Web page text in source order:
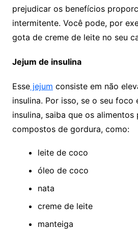
prejudicar os benefícios
intermitente. Você pode, por
gota de creme de leite no seu
Jejum de insulina
Essejejum consiste em não
insulina. Por isso, se o seu foco
insulina, saiba que os
compostos de gordura, como:
leite de coco
óleo de coco
nata
creme de leite
manteiga